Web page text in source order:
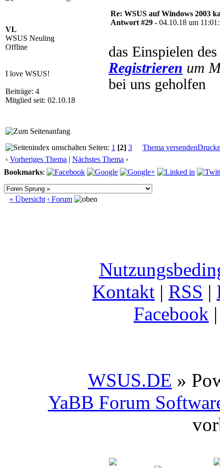
VL
WSUS Neuling
Offline
I love WSUS!
Beiträge: 4
Mitglied seit: 02.10.18
Re: WSUS auf Windows 2003
Antwort #29 - 04.10.18 um
das Einspielen
Registrieren um
bei uns geholfen
Seiten: 1 [2] 3 Thema versenden
‹ Vorheriges Thema | Nächstes Thema ›
Bookmarks:
« Übersicht ‹ Forum
Kontakt | RSS |
Facebook
WSUS.DE »
YaBB Forum